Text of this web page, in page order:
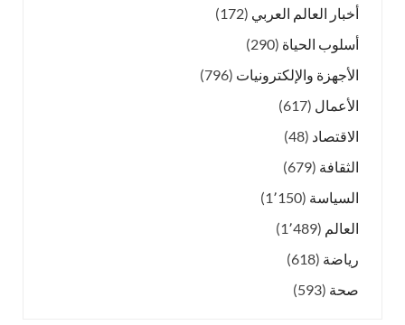
أخبار العالم العربي (172)
أسلوب الحياة (290)
الأجهزة والإلكترونيات (796)
الأعمال (617)
الاقتصاد (48)
الثقافة (679)
السياسة (1٬150)
العالم (1٬489)
رياضة (618)
صحة (593)